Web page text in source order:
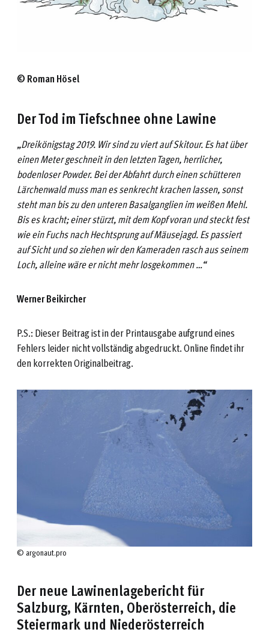
© Roman Hösel
Der Tod im Tiefschnee ohne Lawine
„Dreikönigstag 2019. Wir sind zu viert auf Skitour. Es hat über
einen Meter geschneit in den letzten Tagen, herrlicher,
bodenloser Powder. Bei der Abfahrt durch einen schütteren
Lärchenwald muss man es senkrecht krachen lassen, sonst
steht man bis zu den unteren Basalganglien im weißen Mehl.
Bis es kracht; einer stürzt, mit dem Kopf voran und steckt fest
wie ein Fuchs nach Hechtsprung auf Mäusejagd. Es passiert
auf Sicht und so ziehen wir den Kameraden rasch aus seinem
Loch, alleine wäre er nicht mehr losgekommen …“
Werner Beikircher
P.S.: Dieser Beitrag ist in der Printausgabe aufgrund eines
Fehlers leider nicht vollständig abgedruckt. Online findet ihr
den korrekten Originalbeitrag.
© argonaut.pro
Der neue Lawinenlagebericht für
Salzburg, Kärnten, Oberösterreich, die
Steiermark und Niederösterreich